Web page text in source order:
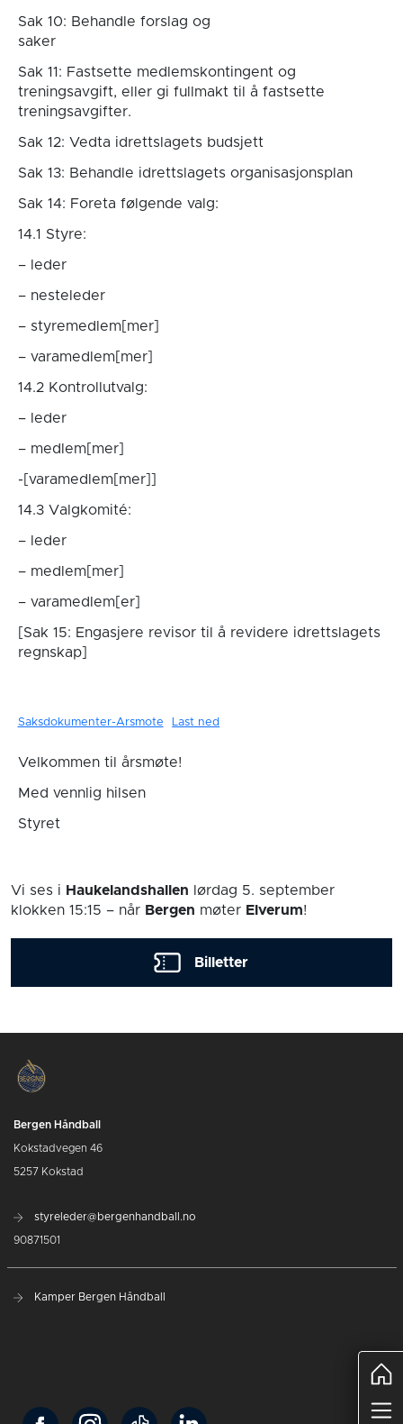
Sak 10: Behandle forslag og
saker
Sak 11: Fastsette medlemskontingent og
treningsavgift, eller gi fullmakt til å fastsette
treningsavgifter.
Sak 12: Vedta idrettslagets budsjett
Sak 13: Behandle idrettslagets organisasjonsplan
Sak 14: Foreta følgende valg:
14.1 Styre:
– leder
– nesteleder
– styremedlem[mer]
– varamedlem[mer]
14.2 Kontrollutvalg:
– leder
– medlem[mer]
-[varamedlem[mer]]
14.3 Valgkomité:
– leder
– medlem[mer]
– varamedlem[er]
[Sak 15: Engasjere revisor til å revidere idrettslagets
regnskap]
Saksdokumenter-Arsmote Last ned
Velkommen til årsmøte!
Med vennlig hilsen
Styret
Vi ses i Haukelandshallen lørdag 5. september
klokken 15:15 – når Bergen møter Elverum!
Billetter
Bergen Håndball
Kokstadvegen 46
5257 Kokstad
styreleder@bergenhandball.no
90871501
Kamper Bergen Håndball